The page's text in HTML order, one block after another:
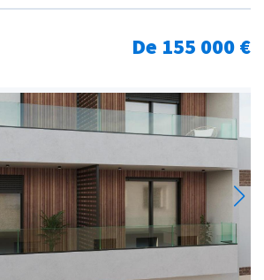
De 155 000 €